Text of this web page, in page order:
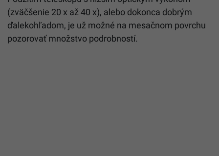
(zväčšenie 20 x až 40 x), alebo dokonca dobrým
ďalekohľadom, je už možné na mesačnom povrchu
pozorovať množstvo podrobností.